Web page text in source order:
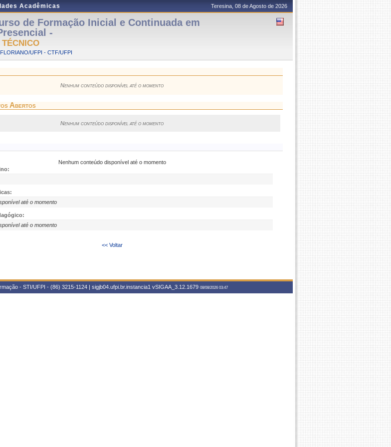
Acadêmicas Teresina, 08 de Agosto de 2026
de Formação Inicial e Continuada em
-
UFPI - CTF/UFPI
Nenhum conteúdo disponível até o momento
Abertos
Nenhum conteúdo disponível até o momento
Nenhum conteúdo disponível até o momento
até o momento
até o momento
<< Voltar
- STI/UFPI - (86) 3215-1124 | sigjb04.ufpi.br.instancia1 vSIGAA_3.12.1679 08/08/2026 03:47